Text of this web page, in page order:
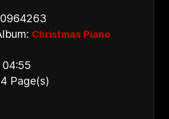
Christmas Piano
04:55
Page(s)